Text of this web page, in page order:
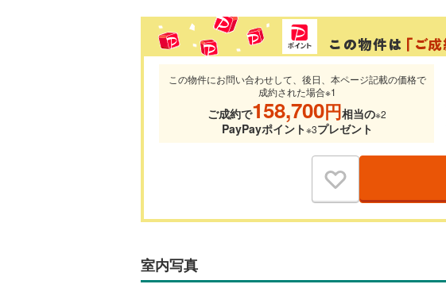
この物件にお問い合わせして、後日、本ページ記載の価格で
成約された場合※1
ご成約で158,700円相当の※2
PayPayポイント※3プレゼント
室内写真